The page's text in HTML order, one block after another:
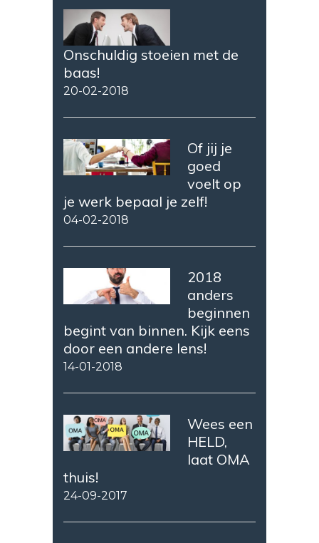
Onschuldig stoeien met de
baas!
20-02-2018
Of jij je
goed
voelt op
je werk bepaal je zelf!
04-02-2018
2018
anders
beginnen
begint van binnen. Kijk eens
door een andere lens!
14-01-2018
Wees een
HELD,
laat OMA
thuis!
24-09-2017